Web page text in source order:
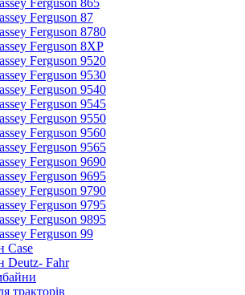
Ferguson 865
Ferguson 87
Ferguson 8780
Ferguson 8XP
Ferguson 9520
Ferguson 9530
Ferguson 9540
Ferguson 9545
Ferguson 9550
Ferguson 9560
Ferguson 9565
Ferguson 9690
Ferguson 9695
Ferguson 9790
Ferguson 9795
Ferguson 9895
Ferguson 99
Case
Deutz- Fahr
тракторів